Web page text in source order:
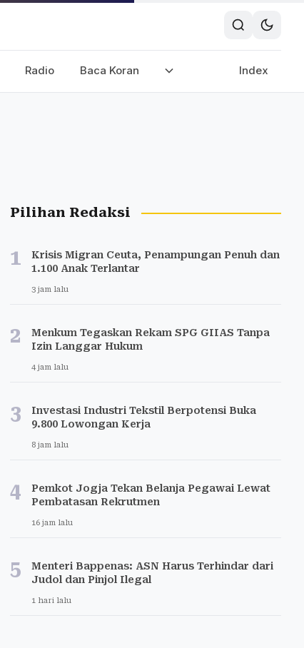
Radio Baca Koran Index
Pilihan Redaksi
1
Krisis Migran Ceuta, Penampungan Penuh dan
1.100 Anak Terlantar
3 jam lalu
2
Menkum Tegaskan Rekam SPG GIIAS Tanpa
Izin Langgar Hukum
4 jam lalu
3
Investasi Industri Tekstil Berpotensi Buka
9.800 Lowongan Kerja
8 jam lalu
4
Pemkot Jogja Tekan Belanja Pegawai Lewat
Pembatasan Rekrutmen
16 jam lalu
5
Menteri Bappenas: ASN Harus Terhindar dari
Judol dan Pinjol Ilegal
1 hari lalu